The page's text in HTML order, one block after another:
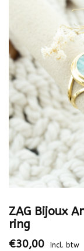
ZAG Bijoux
ring
€30,00 Incl. btw